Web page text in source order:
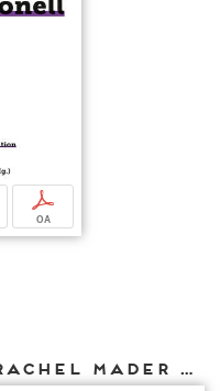
p
OA
Weitere Texte von Rachel Mader bei DIAPHANES